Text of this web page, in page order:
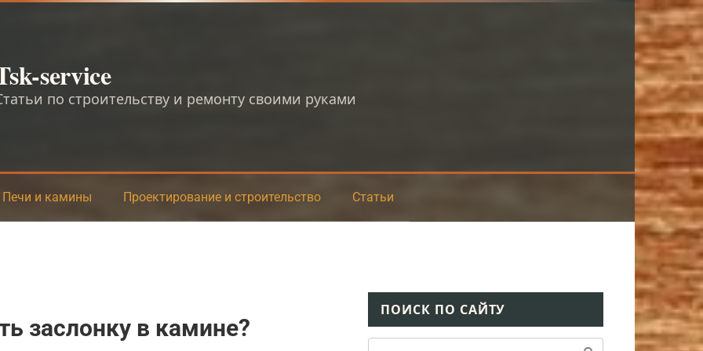
service
по строительству и ремонту своими руками
Печи и камины Проектирование и строительство Статьи
заслонку в камине?
ПОИСК ПО САЙТУ